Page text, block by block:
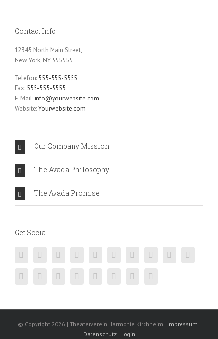
Contact Info
12345 North Main Street,
New York, NY 555555
Telefon: 555-555-5555
Fax: 555-555-5555
E-Mail:info@yourwebsite.com
Website:Yourwebsite.com
Our Company Mission
The Avada Philosophy
The Avada Promise
Get Social
© Copyright 2026 | Theaterverein Harmonie Kirchheim | Impressum |
Datenschutz| Login